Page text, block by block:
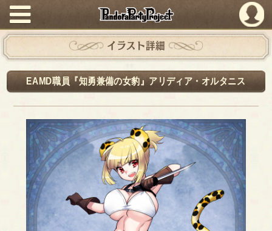
PandoraPartyProject
イラスト詳細
EAMD職員『知勇兼備の女豹』アリディア・オルタニス